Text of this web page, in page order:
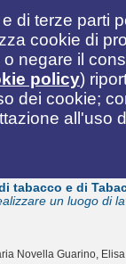
di terze parti
cookie di
negare il
policy)
dei cookie;
all'uso
tabacco e di
un luogo di
Novella Guarino,